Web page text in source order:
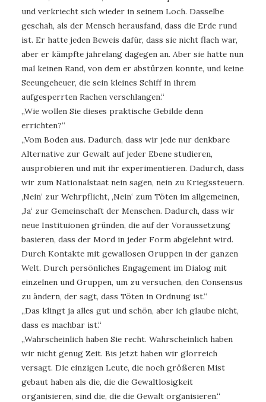
und verkriecht sich wieder in seinem Loch. Dasselbe
geschah, als der Mensch herausfand, dass die Erde rund
ist. Er hatte jeden Beweis dafür, dass sie nicht flach war,
aber er kämpfte jahrelang dagegen an. Aber sie hatte nun
mal keinen Rand, von dem er abstürzen konnte, und keine
Seeungeheuer, die sein kleines Schiff in ihrem
aufgesperrten Rachen verschlangen.“
„Wie wollen Sie dieses praktische Gebilde denn
errichten?“
„Vom Boden aus. Dadurch, dass wir jede nur denkbare
Alternative zur Gewalt auf jeder Ebene studieren,
ausprobieren und mit ihr experimentieren. Dadurch, dass
wir zum Nationalstaat nein sagen, nein zu Kriegssteuern.
‚Nein‘ zur Wehrpflicht, ‚Nein‘ zum Töten im allgemeinen,
‚Ja‘ zur Gemeinschaft der Menschen. Dadurch, dass wir
neue Instituionen gründen, die auf der Voraussetzung
basieren, dass der Mord in jeder Form abgelehnt wird.
Durch Kontakte mit gewallosen Gruppen in der ganzen
Welt. Durch persönliches Engagement im Dialog mit
einzelnen und Gruppen, um zu versuchen, den Consensus
zu ändern, der sagt, dass Töten in Ordnung ist.“
„Das klingt ja alles gut und schön, aber ich glaube nicht,
dass es machbar ist.“
„Wahrscheinlich haben Sie recht. Wahrscheinlich haben
wir nicht genug Zeit. Bis jetzt haben wir glorreich
versagt. Die einzigen Leute, die noch größeren Mist
gebaut haben als die, die die Gewaltlosigkeit
organisieren, sind die, die die Gewalt organisieren.“